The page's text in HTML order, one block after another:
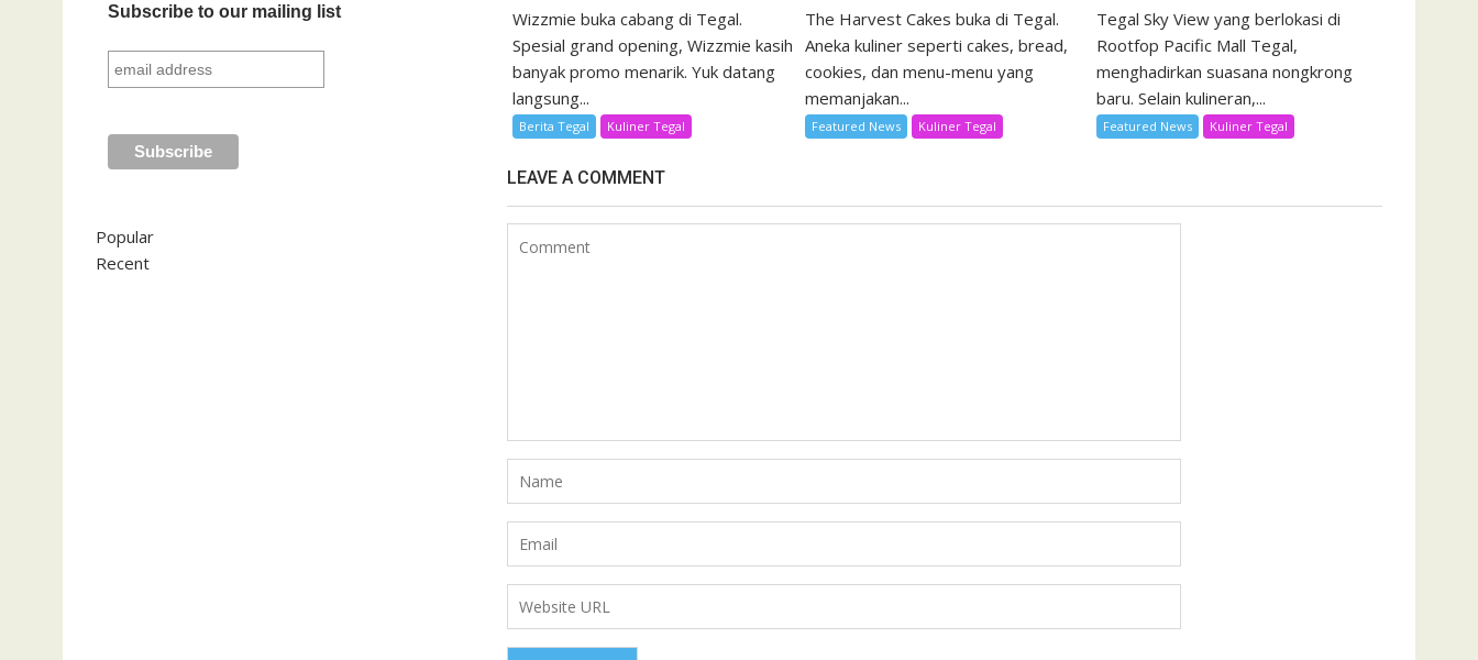
Wizzmie buka cabang di Tegal.
Spesial grand opening, Wizzmie kasih
banyak promo menarik. Yuk datang
langsung...
Berita Tegal Kuliner Tegal
The Harvest Cakes buka di Tegal.
Aneka kuliner seperti cakes, bread,
cookies, dan menu-menu yang
memanjakan...
Featured News Kuliner Tegal
Tegal Sky View yang berlokasi di
Rootfop Pacific Mall Tegal,
menghadirkan suasana nongkrong
baru. Selain kulineran,...
Featured News Kuliner Tegal
LEAVE A COMMENT
Subscribe to our mailing list
Popular
Recent